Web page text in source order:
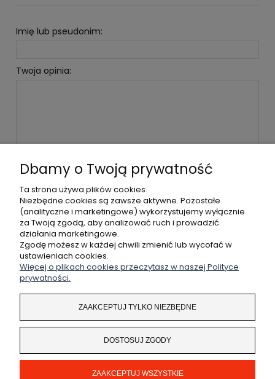
Imię lub pseudonim:
Twoja opinia:
POMOC
MOJE KONTO
PŁATNOŚCI I DOSTAWA
INFORMACJE
Dbamy o Twoją prywatność
Ta strona używa plików cookies.
Niezbędne cookies są zawsze aktywne. Pozostałe
(analityczne i marketingowe) wykorzystujemy wyłącznie
za Twoją zgodą, aby analizować ruch i prowadzić
działania marketingowe.
Zgodę możesz w każdej chwili zmienić lub wycofać w
ustawieniach cookies.
Więcej o plikach cookies przeczytasz w naszej Polityce
prywatności.
ZAAKCEPTUJ TYLKO NIEZBĘDNE
DOSTOSUJ ZGODY
ZAAKCEPTUJ WSZYSTKIE